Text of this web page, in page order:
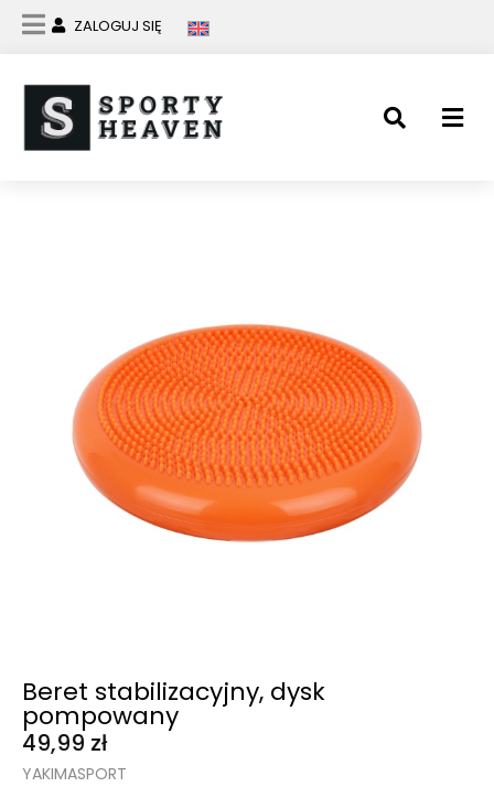
ZALOGUJ SIĘ
Beret stabilizacyjny, dysk
pompowany
49,99 zł
YAKIMASPORT